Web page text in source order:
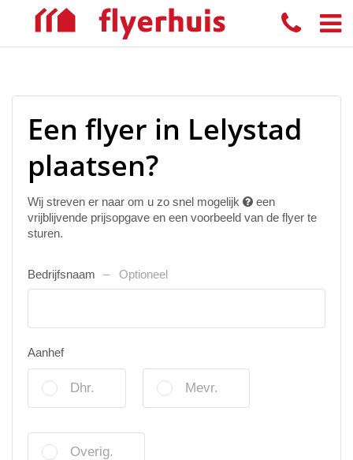
Een flyer in Lelystad
plaatsen?
Wij streven er naar om u zo snel mogelijk
een
vrijblijvende prijsopgave en een voorbeeld van de flyer te
sturen.
Bedrijfsnaam Optioneel
Aanhef
Dhr. Mevr.
Overig.